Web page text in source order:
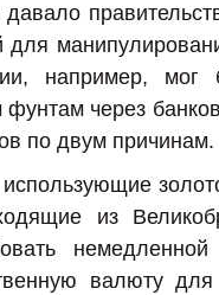
для
например, мог
через
по двум причинам.
из
немедленной
валюту